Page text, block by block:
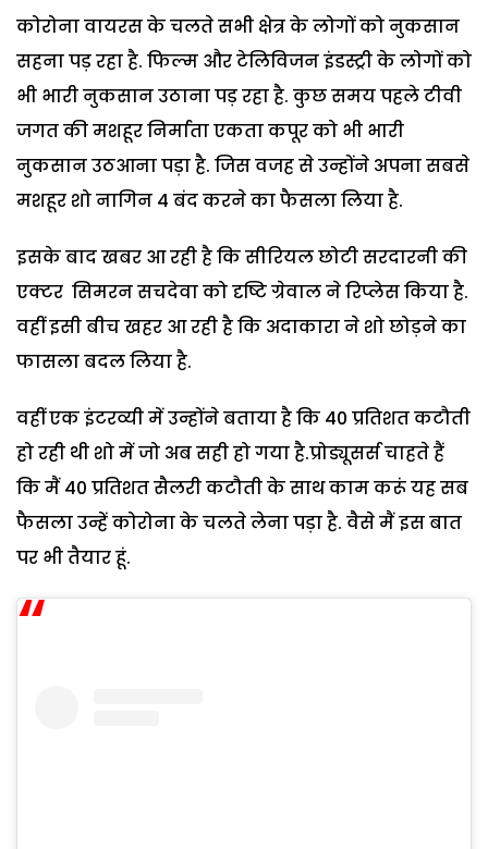
कोरोना वायरस के चलते सभी क्षेत्र के लोगों को नुकसान
सहना पड़ रहा है. फिल्म और टेलिविजन इंडस्ट्री के लोगों को
भी भारी नुकसान उठाना पड़ रहा है. कुछ समय पहले टीवी
जगत की मशहूर निर्माता एकता कपूर को भी भारी
नुकसान उठआना पड़ा है. जिस वजह से उन्होंने अपना सबसे
मशहूर शो नागिन 4 बंद करने का फैसला लिया है.
इसके बाद खबर आ रही है कि सीरियल छोटी सरदारनी की
एक्टर सिमरन सचदेवा को दृष्टि ग्रेवाल ने रिप्लेस किया है.
वहीं इसी बीच खहर आ रही है कि अदाकारा ने शो छोड़ने का
फासला बदल लिया है.
वहीं एक इंटरव्यी में उन्होंने बताया है कि 40 प्रतिशत कटौती
हो रही थी शो में जो अब सही हो गया है.प्रोड्यूसर्स चाहते हैं
कि मैं 40 प्रतिशत सैलरी कटौती के साथ काम करूं यह सब
फैसला उन्हें कोरोना के चलते लेना पड़ा है. वैसे मैं इस बात
पर भी तैयार हूं.